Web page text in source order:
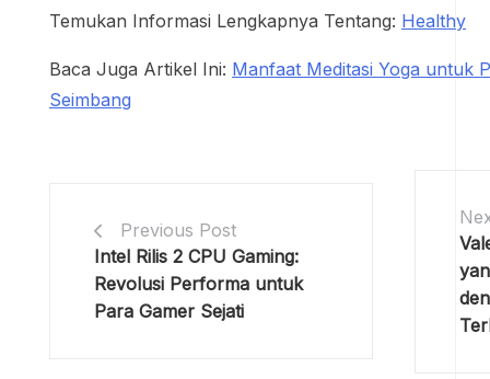
Temukan Informasi Lengkapnya Tentang: Healthy
Baca Juga Artikel Ini: Manfaat Meditasi Yoga untuk
Seimbang
Previous Post
Intel Rilis 2 CPU Gaming:
Revolusi Performa untuk
Para Gamer Sejati